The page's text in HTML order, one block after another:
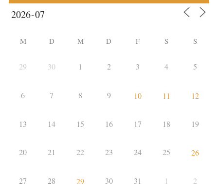
M D M D F S S
29 30 1 2 3 4 5
6 7 8 9 10 11 12
13 14 15 16 17 18 19
20 21 22 23 24 25 26
27 28 29 30 31 1 2